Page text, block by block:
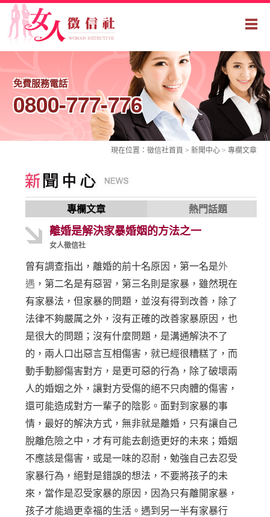
免費服務電話
0800-777-776
現在位置： 徵信社首頁 > 新聞中心 > 專欄文章
專欄文章 熱門話題
離婚是解決家暴婚姻的方法之一
女人徵信社
曾有調查指出，離婚的前十名原因，第一名是外
遇 ，第二名是有惡習，第三名則是家暴，雖然現在
有家暴法，但家暴的問題，並沒有得到改善，除了
法律不夠嚴厲之外，沒有正確的改善家暴原因，也
是很大的問題；沒有什麼問題，是溝通解決不了
的，兩人口出惡言互相傷害，就已經很糟糕了，而
動手動腳傷害對方，是更可惡的行為，除了破壞兩
人的婚姻之外，讓對方受傷的絕不只肉體的傷害，
還可能造成對方一輩子的陰影。面對到家暴的事
情，最好的解決方式，無非就是離婚，只有讓自己
脫離危險之中，才有可能去創造更好的未來；婚姻
不應該是傷害，或是一味的忍耐，勉強自己去忍受
家暴行為，絕對是錯誤的想法，不要將孩子的未
來，當作是忍受家暴的原因，因為只有離開家暴，
孩子才能過更幸福的生活。遇到另一半有家暴行